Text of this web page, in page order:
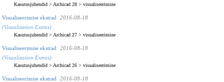
Kasutusjuhendid > Archicad 28 > visualiseerimine
Visualiseerimise ekstrad
2016-08-18
(Visualization Extras)
Kasutusjuhendid > Archicad 27 > visualiseerimine
Visualiseerimise ekstrad
2016-08-18
(Visualization Extras)
Kasutusjuhendid > Archicad 26 > visualiseerimine
Visualiseerimise ekstrad
2016-08-18